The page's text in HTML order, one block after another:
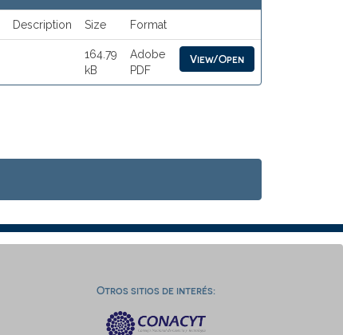
Description Size Format
164.79
kB
Adobe
PDF
View/Open
Otros sitios de interés: